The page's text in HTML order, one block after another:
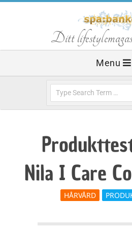
S
p
a
Ditt
Menu
Nila I Care
HÅRVÅRD